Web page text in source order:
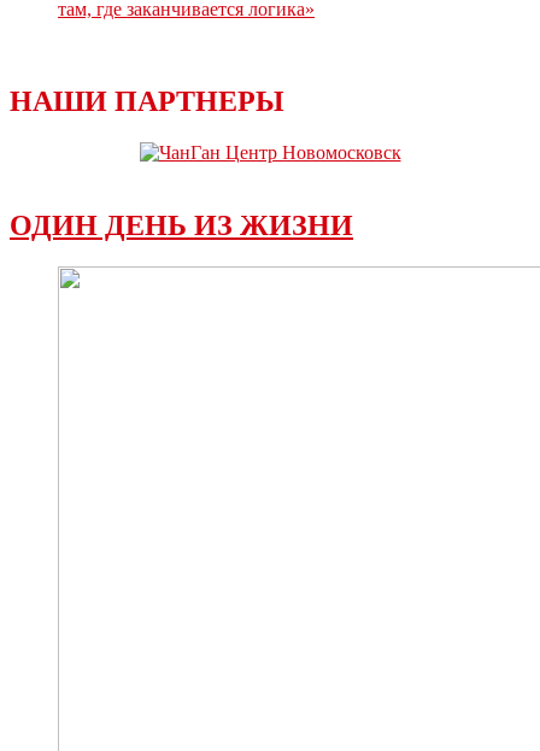
там, где заканчивается логика»
НАШИ ПАРТНЕРЫ
ОДИН ДЕНЬ ИЗ ЖИЗНИ